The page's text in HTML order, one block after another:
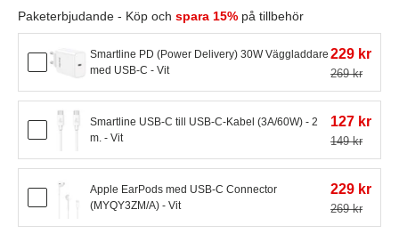
Paketerbjudande - Köp och spara 15% på tillbehör
Smartline PD (Power Delivery) 30W Väggladdare
med USB-C - Vit
229 kr
269 kr
Smartline USB-C till USB-C-Kabel (3A/60W) - 2
m. - Vit
127 kr
149 kr
Apple EarPods med USB-C Connector
(MYQY3ZM/A) - Vit
229 kr
269 kr